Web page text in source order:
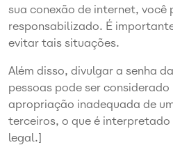
sua conexão de internet, você
responsabilizado. É
evitar tais situações.
Além disso, divulgar a senha
pessoas pode ser considerado
apropriação inadequada de
terceiros, o que é
legal.]